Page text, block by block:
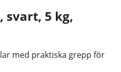
svart, 5 kg,
med praktiska grepp för